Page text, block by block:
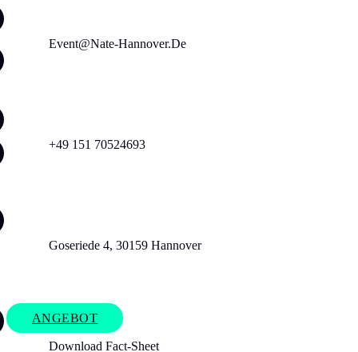
ANGEBOT
Event@nate-Hannover.de
+49 151 70524693
Goseriede 4, 30159 Hannover
Download Fact-Sheet